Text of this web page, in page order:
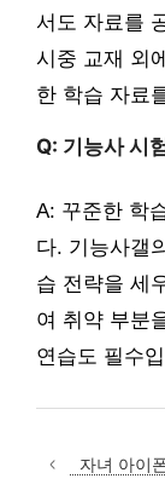
서도 자료를
시중 교재 외
한 학습 자료
Q: 기능사 시
A: 꾸준한 학
다. 기능사갤
습 전략을 세
여 취약 부분
연습도 필수
자녀 아이